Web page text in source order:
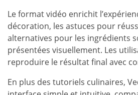
Le format vidéo enrichit
décoration, les astuces pour
alternatives pour les ingrédients
présentées visuellement. Les
reproduire le résultat final avec
En plus des tutoriels culinaires,